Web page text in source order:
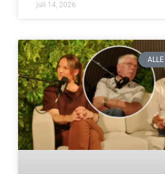
juli 14, 2026